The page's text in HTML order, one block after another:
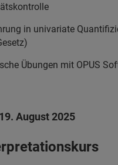
in univariate
Übungen mit OPUS
August 2025